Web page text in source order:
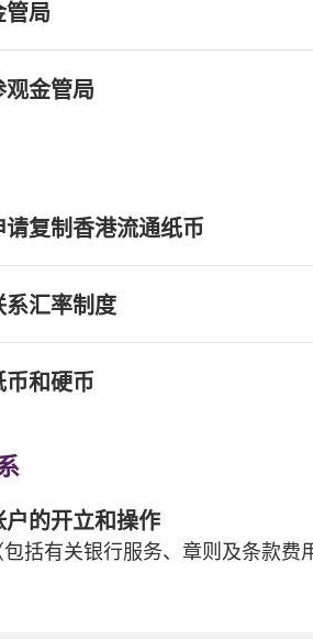
管局
观金管局
请复制香港流通纸币
系汇率制度
币和硬币
户的开立和操作
包括有关银行服务、章则及条款费